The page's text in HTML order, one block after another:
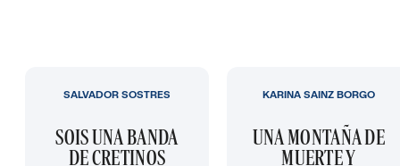
SOIS UNA BANDA
DE CRETINOS
SALVADOR SOSTRES
UNA MONTAÑA DE
MUERTE Y
KARINA SAINZ BORGO